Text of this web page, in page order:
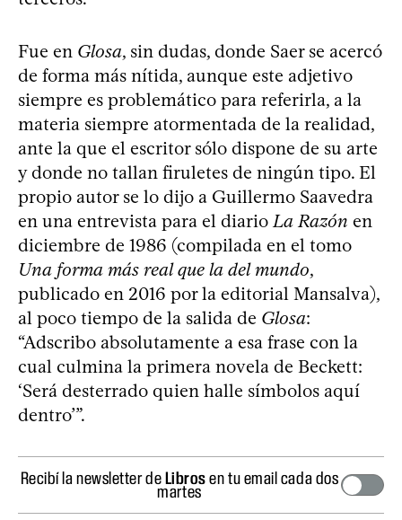
Fue en Glosa, sin dudas, donde Saer se acercó
de forma más nítida, aunque este adjetivo
siempre es problemático para referirla, a la
materia siempre atormentada de la realidad,
ante la que el escritor sólo dispone de su arte
y donde no tallan firuletes de ningún tipo. El
propio autor se lo dijo a Guillermo Saavedra
en una entrevista para el diarioLa Razón en
diciembre de 1986 (compilada en el tomo
Una forma más real que la del mundo,
publicado en 2016 por la editorial Mansalva),
al poco tiempo de la salida de Glosa:
“Adscribo absolutamente a esa frase con la
cual culmina la primera novela de Beckett:
‘Será desterrado quien halle símbolos aquí
dentro’”.
Recibí la newsletter deLibrosen tu email cada dos
martes